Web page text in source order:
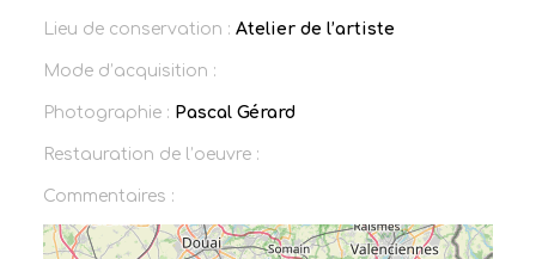
Lieu de conservation : Atelier de l’artiste
Mode d’acquisition :
Photographie : Pascal Gérard
Restauration de l’oeuvre :
Commentaires :